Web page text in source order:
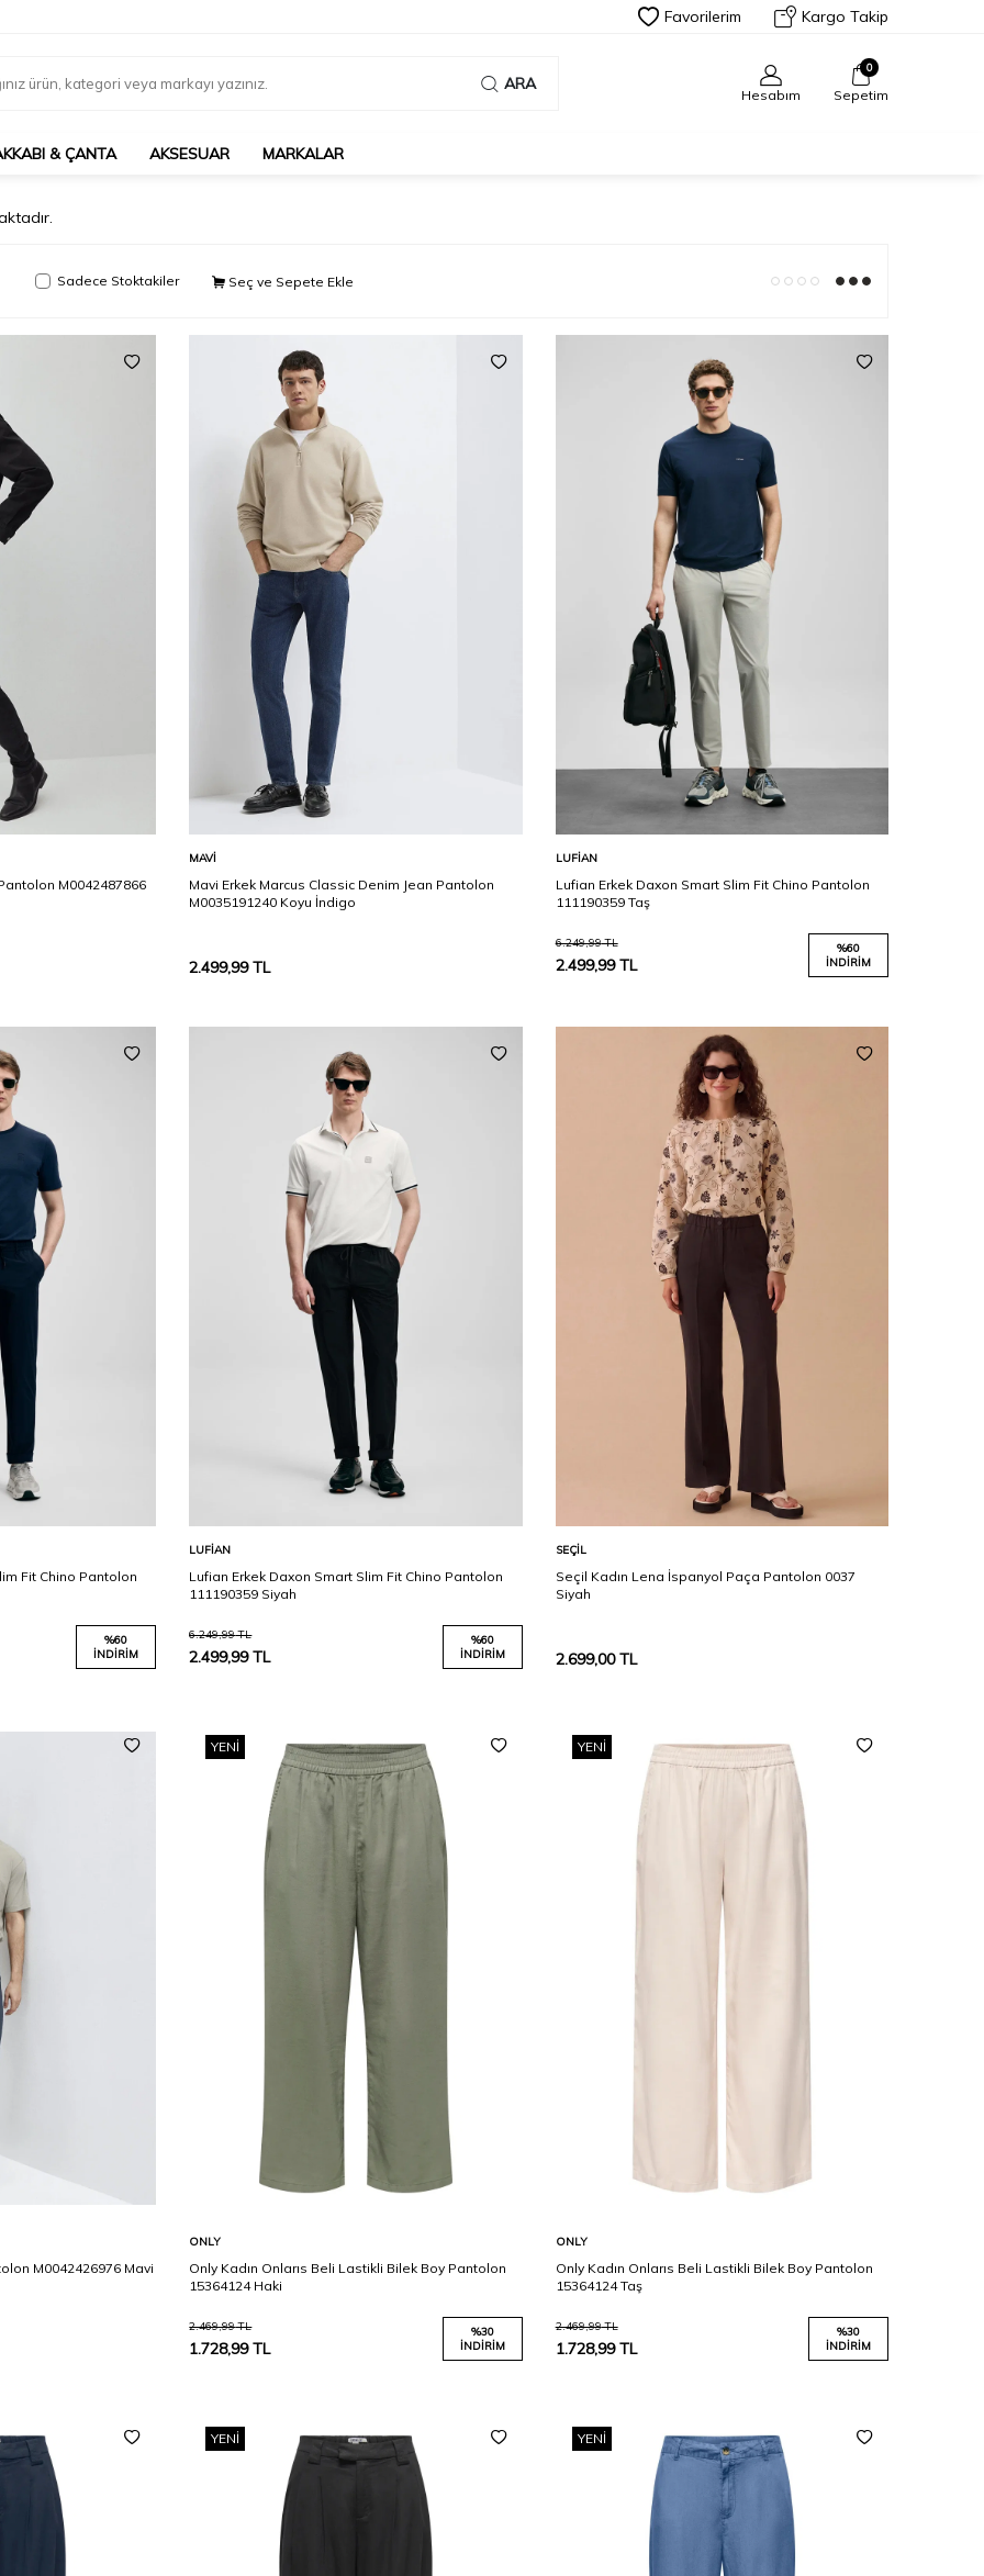
Favorilerim Kargo Takip
ARA
Hesabım
0
Sepetim
& ÇANTA AKSESUAR MARKALAR
Sadece Stoktakiler Seç ve Sepete Ekle
M0042487866
MAVI
Mavi Erkek Marcus Classic Denim Jean Pantolon
M0035191240 Koyu İndigo
2.499,99TL
LUFIAN
Lufian Erkek Daxon Smart Slim Fit Chino Pantolon
111190359 Taş
6.249,99TL
2.499,99TL
%60
İNDIRIM
Fit Chino Pantolon
%60
İNDIRIM
LUFIAN
Lufian Erkek Daxon Smart Slim Fit Chino Pantolon
111190359 Siyah
6.249,99TL
2.499,99TL
%60
İNDIRIM
SEÇIL
Seçil Kadın Lena İspanyol Paça Pantolon 0037
Siyah
2.699,00TL
M0042426976 Mavi
YENI
ONLY
Only Kadın Onlarıs Beli Lastikli Bilek Boy Pantolon
15364124 Haki
2.469,99TL
1.728,99TL
%30
İNDIRIM
YENI
ONLY
Only Kadın Onlarıs Beli Lastikli Bilek Boy Pantolon
15364124 Taş
2.469,99TL
1.728,99TL
%30
İNDIRIM
YENI YENI